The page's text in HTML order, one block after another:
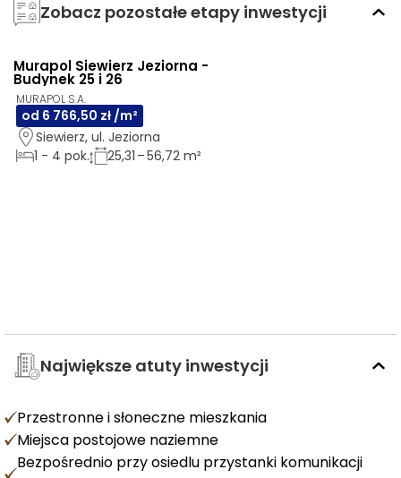
Zobacz pozostałe etapy inwestycji
Murapol Siewierz Jeziorna -
Budynek 25 i 26
MURAPOL S.A.
od 6 766,50 zł /m²
Siewierz, ul. Jeziorna
1 - 4 pok. 25,31 – 56,72 m²
Największe atuty inwestycji
Przestronne i słoneczne mieszkania
Miejsca postojowe naziemne
Bezpośrednio przy osiedlu przystanki komunikacji